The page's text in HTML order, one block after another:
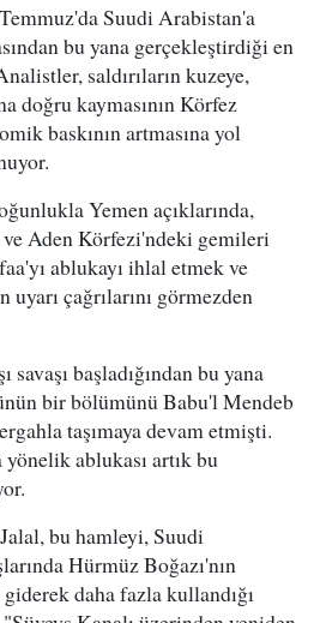
Suudi Arabistan'a
bu yana gerçekleştirdiği en
saldırıların kuzeye,
doğru kaymasının Körfez
baskının artmasına yol
Yemen açıklarında,
Aden Körfezi'ndeki gemileri
ablukayı ihlal etmek ve
çağrılarını görmezden
başladığından bu yana
bir bölümünü Babu'l Mendeb
taşımaya devam etmişti.
ablukası artık bu
bu hamleyi, Suudi
Hürmüz Boğazı'nın
daha fazla kullandığı